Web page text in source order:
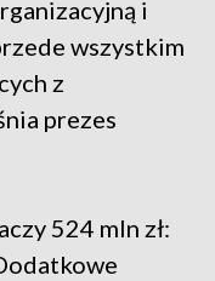
i
wszystkim
z
prezes
524 mln zł: